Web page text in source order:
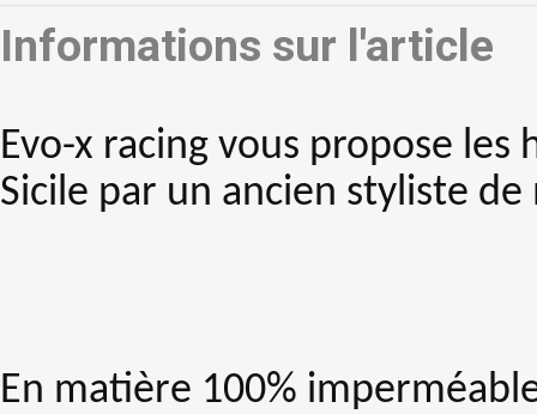
Informations sur l'article
Evo-x racing vous propose les
Sicile par un ancien styliste de
En matière 100%